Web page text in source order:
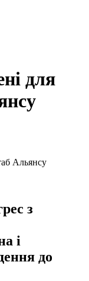
для
з
і
до